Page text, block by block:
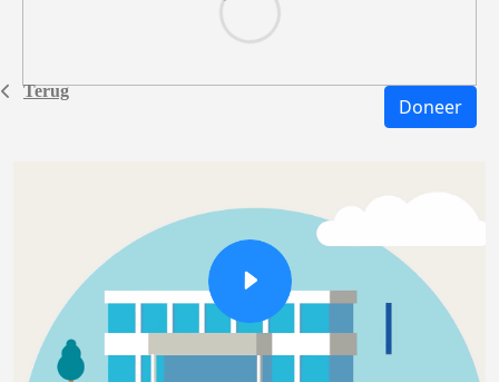
Terug
Doneer